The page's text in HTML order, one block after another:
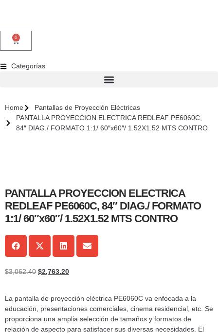
0
Categorías
Home
Pantallas de Proyección Eléctricas
PANTALLA PROYECCION ELECTRICA REDLEAF PE6060C,
84″ DIAG./ FORMATO 1:1/ 60″x60″/ 1.52X1.52 MTS CONTRO
PANTALLA PROYECCION ELECTRICA
REDLEAF PE6060C, 84″ DIAG./ FORMATO
1:1/ 60″x60″/ 1.52X1.52 MTS CONTRO
$3,062.40 $2,763.20
La pantalla de proyección eléctrica PE6060C va enfocada a la
educación, presentaciones comerciales, cinema residencial, etc. Se
proporciona una amplia selección de tamaños y formatos de
relación de aspecto para satisfacer sus diversas necesidades. El